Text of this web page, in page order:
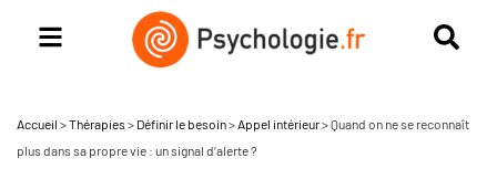
Accueil >Thérapies > Définir le besoin> Appel intérieur>Quand on ne se reconnaît
plus dans sa propre vie : un signal d’alerte ?